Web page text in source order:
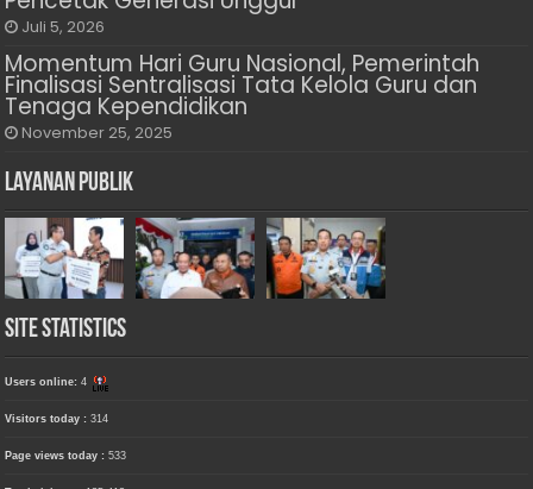
Juli 5, 2026
Momentum Hari Guru Nasional, Pemerintah
Finalisasi Sentralisasi Tata Kelola Guru dan
Tenaga Kependidikan
November 25, 2025
Layanan Publik
Site Statistics
Users online:4
Visitors today :314
Page views today :533